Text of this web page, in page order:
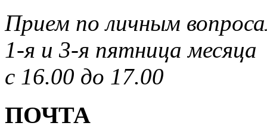
Прием по личным
1-я и 3-я пятница месяца
с 16.00 до 17.00
ПОЧТА